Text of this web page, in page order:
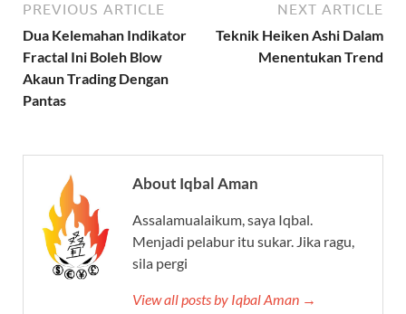
PREVIOUS ARTICLE
Dua Kelemahan Indikator
Fractal Ini Boleh Blow
Akaun Trading Dengan
Pantas
NEXT ARTICLE
Teknik Heiken Ashi Dalam
Menentukan Trend
About Iqbal Aman
Assalamualaikum, saya Iqbal.
Menjadi pelabur itu sukar. Jika ragu,
sila pergi
View all posts by Iqbal Aman →